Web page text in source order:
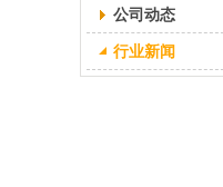
公司动态
行业新闻